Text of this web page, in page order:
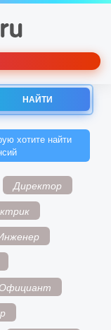
НАЙТИ
хотите найти
Директор
Официант